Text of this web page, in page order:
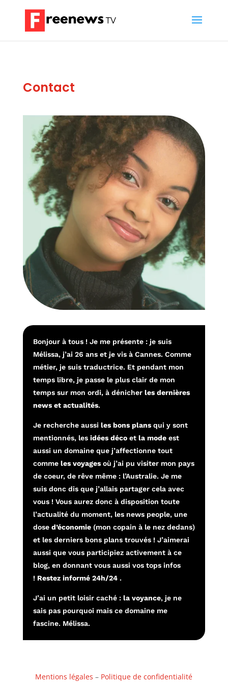
Contact
Bonjour à tous ! Je me présente : je suis
Mélissa, j’ai 26 ans et je vis à Cannes. Comme
métier, je suis traductrice. Et pendant mon
temps libre, je passe le plus clair de mon
temps sur mon ordi, à dénicher les dernières
news et actualités.
Je recherche aussi les bons plans qui y sont
mentionnés, les idées décoet la modeest
aussi un domaine que j’affectionne tout
comme les voyagesoù j’ai pu visiter mon pays
de coeur, de rêve même : l’Australie. Je me
suis donc dis que j’allais partager cela avec
vous ! Vous aurez donc à disposition toute
l’actualité du moment, les news people, une
dose d’économie(mon copain à le nez dedans)
et les derniers bons plans trouvés ! J’aimerai
aussi que vous participiez activement à ce
blog, en donnant vous aussi vos tops infos
! Restez informé 24h/24 .
J’ai un petit loisir caché : la voyance, je ne
sais pas pourquoi mais ce domaine me
fascine. Mélissa.
Mentions légales – Politique de confidentialité